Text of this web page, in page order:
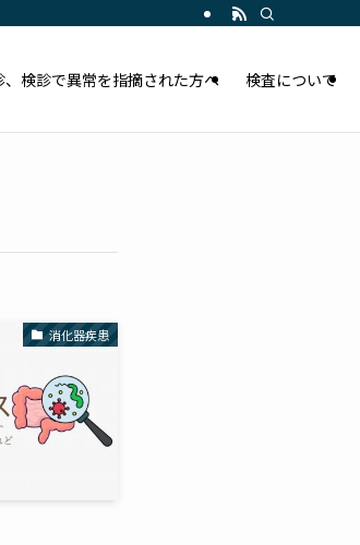
検診で異常を指摘された方へ 検査について
消化器疾患